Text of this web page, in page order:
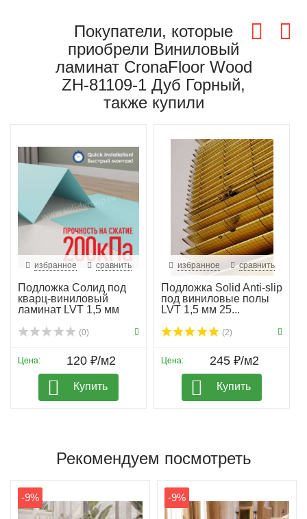
Покупатели, которые
приобрели Виниловый
ламинат CronaFloor Wood
ZH-81109-1 Дуб Горный,
также купили
избранное сравнить
Подложка Солид под
кварц-виниловый
ламинат LVT 1,5 мм
(0)
Цена: 120 ₽/м2
Купить
избранное сравнить
Подложка Solid Anti-slip
под виниловые полы
LVT 1,5 мм 25...
(2)
Цена: 245 ₽/м2
Купить
Рекомендуем посмотреть
-9% -9%